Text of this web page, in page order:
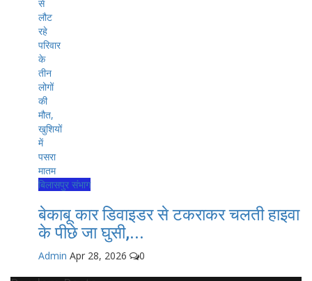
बिलासपुर संभाग
बेकाबू कार डिवाइडर से टकराकर चलती हाइवा
के पीछे जा घुसी,...
Admin Apr 28, 2026 0